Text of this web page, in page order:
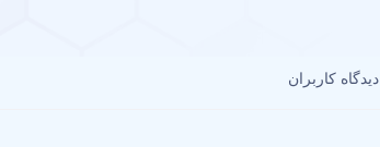
دیدگاه کاربران